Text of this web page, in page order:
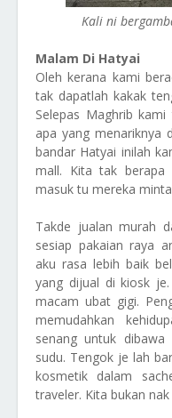
Kali ni
Malam Di Hatyai
Oleh kerana kami
tak dapatlah kakak
Selepas Maghrib
apa yang menariknya
bandar Hatyai inilah
mall. Kita tak berapa
masuk tu mereka
Takde jualan murah
sesiap pakaian raya
aku rasa lebih baik
yang dijual di kiosk
macam ubat gigi.
memudahkan
senang untuk
sudu. Tengok je lah
kosmetik dalam
traveler. Kita bukan